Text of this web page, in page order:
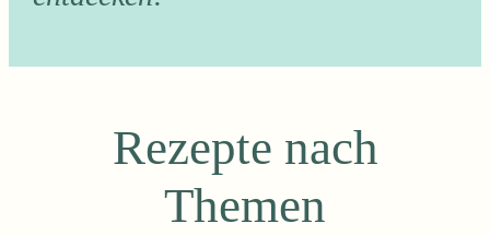
Rezepte nach
Themen